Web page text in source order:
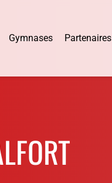
Gymnases Partenaires